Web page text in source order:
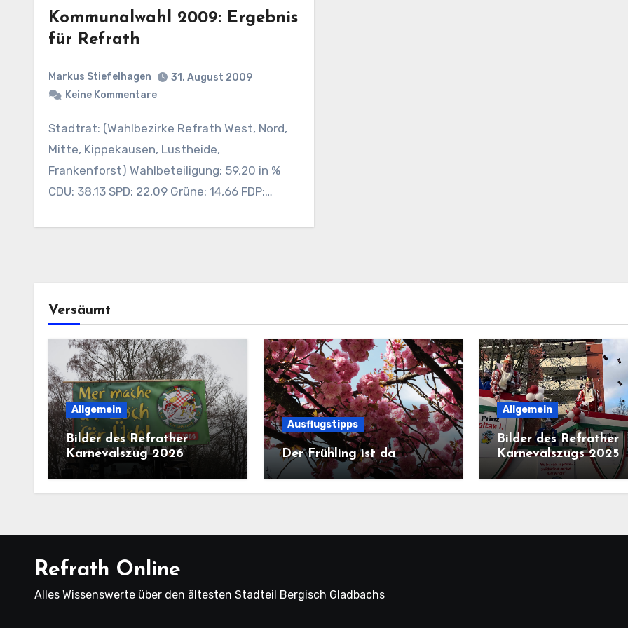
Kommunalwahl 2009: Ergebnis
für Refrath
Markus Stiefelhagen
31. August 2009
Keine Kommentare
Stadtrat: (Wahlbezirke Refrath West, Nord,
Mitte, Kippekausen, Lustheide,
Frankenforst) Wahlbeteiligung: 59,20 in %
CDU: 38,13 SPD: 22,09 Grüne: 14,66 FDP:…
Versäumt
Allgemein
Bilder des Refrather
Karnevalszug 2026
Ausflugstipps
Der Frühling ist da
Allgemein
Bilder des Refrather
Karnevalszugs 2025
Refrath Online
Alles Wissenswerte über den ältesten Stadteil Bergisch Gladbachs